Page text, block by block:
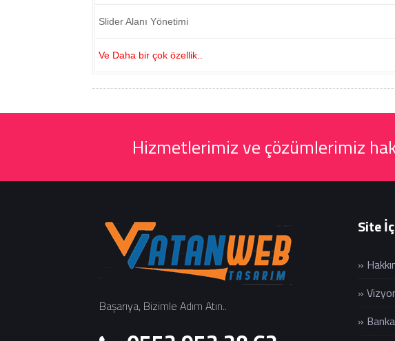
Slider Alanı Yönetimi
Ve Daha bir çok özellik..
Hizmetlerimiz ve çözümlerimiz
Başarıya, Bizimle Adım Atın..
Site
»
»
»